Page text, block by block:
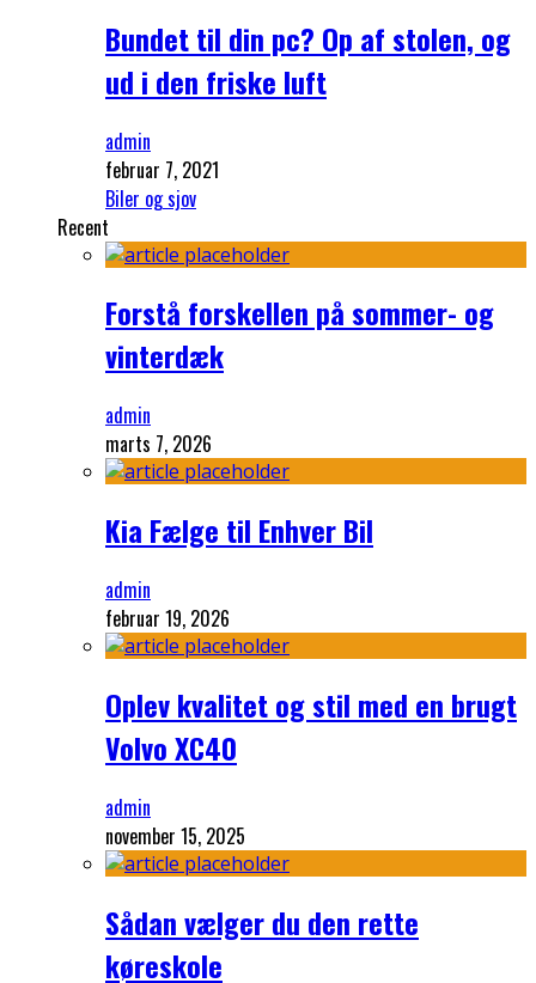
Bundet til din pc? Op af stolen, og
ud i den friske luft
admin
februar 7, 2021
Biler og sjov
Recent
Forstå forskellen på sommer- og
vinterdæk
admin
marts 7, 2026
Kia Fælge til Enhver Bil
admin
februar 19, 2026
Oplev kvalitet og stil med en brugt
Volvo XC40
admin
november 15, 2025
Sådan vælger du den rette
køreskole